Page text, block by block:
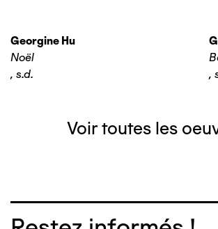
Georgine Hu
Noël
, s.d.
,
Voir toutes les